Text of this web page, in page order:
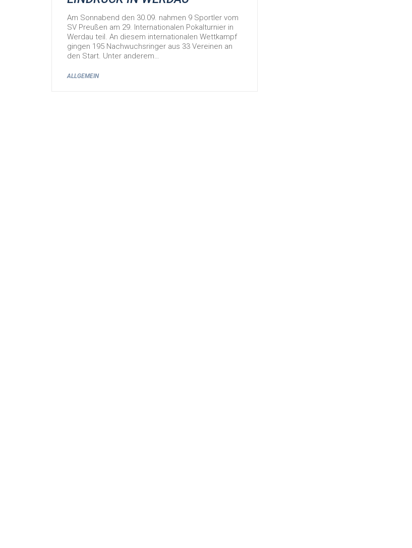
Am Sonnabend den 30.09. nahmen 9 Sportler vom
SV Preußen am 29. Internationalen Pokalturnier in
Werdau teil. An diesem internationalen Wettkampf
gingen 195 Nachwuchsringer aus 33 Vereinen an
den Start. Unter anderem…
ALLGEMEIN